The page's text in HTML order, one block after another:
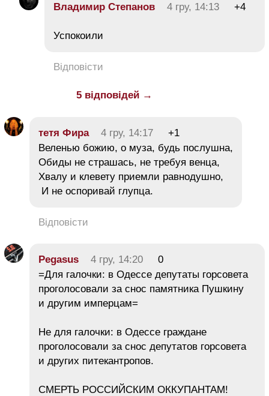
Владимир Степанов 4 гру, 14:13 +4
Успокоили
Відповісти
5 відповідей →
тетя Фира 4 гру, 14:17
+1
Веленью божию, о муза, будь послушна,
Обиды не страшась, не требуя венца,
Хвалу и клевету приемли равнодушно,
‎И не оспоривай глупца.
Відповісти
Pegasus 4 гру, 14:20
0
=Для галочки: в Одессе депутаты горсовета
проголосовали за снос памятника Пушкину
и другим имперцам=
Не для галочки: в Одессе граждане
проголосовали за снос депутатов горсовета
и других питекантропов.
СМЕРТЬ РОССИЙСКИМ ОККУПАНТАМ!